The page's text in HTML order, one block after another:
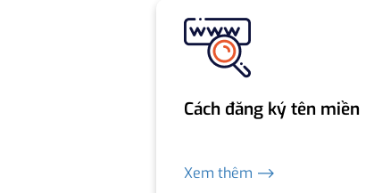
Cách đăng ký tên miền
Xem thêm ⟶